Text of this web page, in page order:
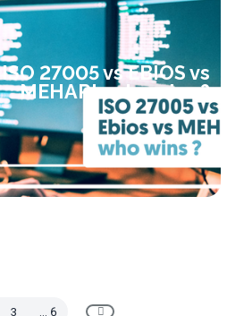
ISO 27005 vs EBIOS vs
MEHARI : who wins ?
3 6